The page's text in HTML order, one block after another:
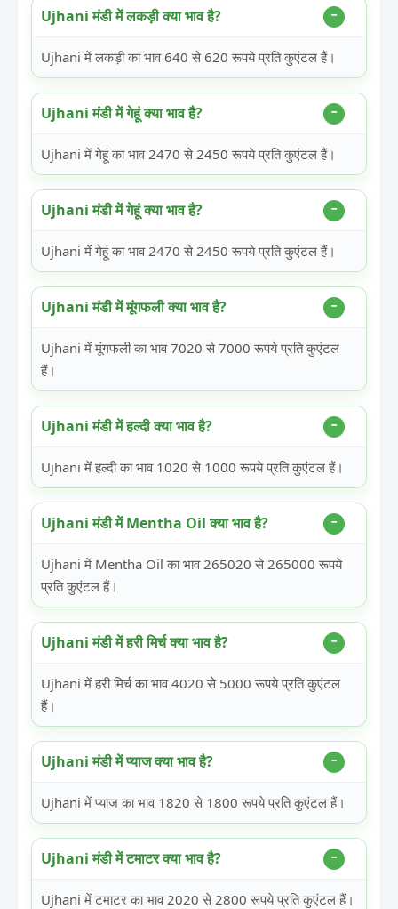
Ujhani मंडी में लकड़ी क्या भाव है?
Ujhani में लकड़ी का भाव 640 से 620 रूपये प्रति कुएंटल हैं।
Ujhani मंडी में गेहूं क्या भाव है?
Ujhani में गेहूं का भाव 2470 से 2450 रूपये प्रति कुएंटल हैं।
Ujhani मंडी में गेहूं क्या भाव है?
Ujhani में गेहूं का भाव 2470 से 2450 रूपये प्रति कुएंटल हैं।
Ujhani मंडी में मूंगफली क्या भाव है?
Ujhani में मूंगफली का भाव 7020 से 7000 रूपये प्रति कुएंटल
हैं।
Ujhani मंडी में हल्दी क्या भाव है?
Ujhani में हल्दी का भाव 1020 से 1000 रूपये प्रति कुएंटल हैं।
Ujhani मंडी में Mentha Oil क्या भाव है?
Ujhani में Mentha Oil का भाव 265020 से 265000 रूपये
प्रति कुएंटल हैं।
Ujhani मंडी में हरी मिर्च क्या भाव है?
Ujhani में हरी मिर्च का भाव 4020 से 5000 रूपये प्रति कुएंटल
हैं।
Ujhani मंडी में प्याज क्या भाव है?
Ujhani में प्याज का भाव 1820 से 1800 रूपये प्रति कुएंटल हैं।
Ujhani मंडी में टमाटर क्या भाव है?
Ujhani में टमाटर का भाव 2020 से 2800 रूपये प्रति कुएंटल हैं।